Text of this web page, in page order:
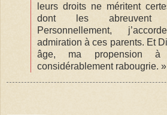
leurs droits ne méritent
dont les abreuvent
Personnellement,
admiration à ces parents. Et
âge, ma propension à
considérablement rabougrie. »